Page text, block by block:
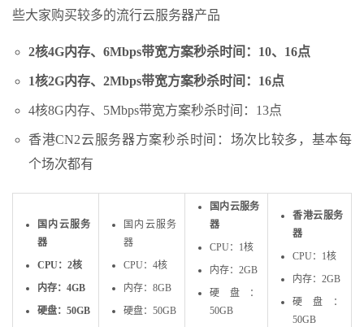
些大家购买较多的流行云服务器产品
2核4G内存、6Mbps带宽方案秒杀时间：10、16点
1核2G内存、2Mbps带宽方案秒杀时间：16点
4核8G内存、5Mbps带宽方案秒杀时间：13点
香港CN2云服务器方案秒杀时间：场次比较多，基本每
个场次都有
国内云服务
器
CPU：2核
内存：4GB
硬盘：50GB
国内云服务
器
CPU：4核
内存：8GB
硬盘：50GB
国内云服务
器
CPU：1核
内存：2GB
硬盘：
50GB
香港云服务
器
CPU：1核
内存：2GB
硬盘：
50GB